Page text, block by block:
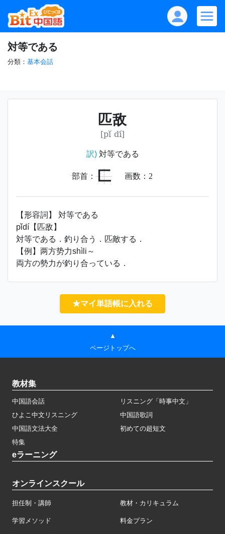
対等である
分類： 基本会話
匹敌
[pǐ dí]
訳)対等である
部首： 匚 画数： 2
【形容詞】 対等である
pǐdí【匹敌】
対等である．釣り合う．匹敵する．
【例】两方势力shìli～
両方の勢力が釣り合っている．
★マイ単語帳に入れる
▲
ページトップへ
教材集
中国語会話
リスニング「時事中文」
ひよこ中文リスニング
中国語歌詞
中国語文法大全
初めての超短文
特集
eラーニング
オンラインスクール
担任制・講師 教材・カリキュラム
学習メソッド 料金プラン